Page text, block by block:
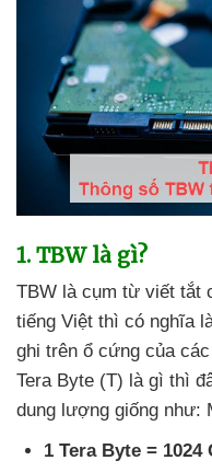
1. TBW là gì?
TBW là cụm từ viết tắt
tiếng Việt thì có nghĩa
ghi trên ổ cứng của
Tera Byte (T) là gì thì
dung lượng giống như:
1 Tera Byte = 1024